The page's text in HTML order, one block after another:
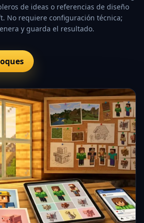
de ideas o referencias de diseño
No requiere configuración técnica;
y guarda el resultado.